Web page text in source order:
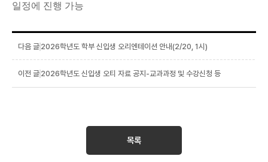
일정에 진행 가능
2026학년도 학부 신입생 오리엔테이션 안내(2/20, 1시)
2026학년도 신입생 오티 자료 공지-교과과정 및 수강신청 등
목록